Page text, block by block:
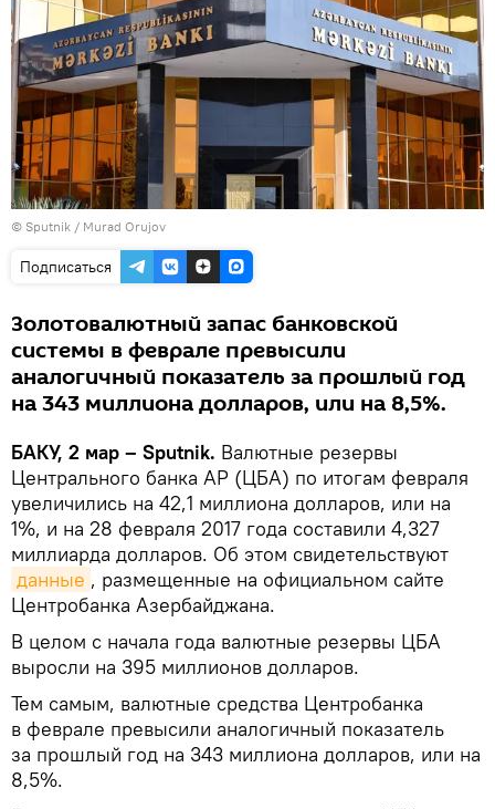
© Sputnik / Murad Orujov
Подписаться
Золотовалютный запас банковской
системы в феврале превысили
аналогичный показатель за прошлый год
на 343 миллиона долларов, или на 8,5%.
БАКУ, 2 мар – Sputnik. Валютные резервы
Центрального банка АР (ЦБА) по итогам февраля
увеличились на 42,1 миллиона долларов, или на
1%, и на 28 февраля 2017 года составили 4,327
миллиарда долларов. Об этом свидетельствуют
данные , размещенные на официальном сайте
Центробанка Азербайджана.
В целом с начала года валютные резервы ЦБА
выросли на 395 миллионов долларов.
Тем самым, валютные средства Центробанка
в феврале превысили аналогичный показатель
за прошлый год на 343 миллиона долларов, или на
8,5%.